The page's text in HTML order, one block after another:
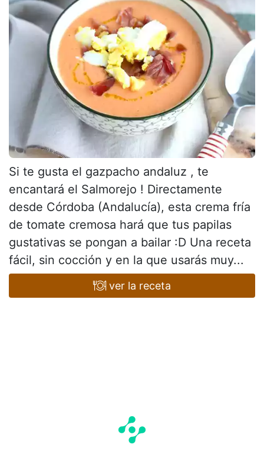
Si te gusta el gazpacho andaluz , te
encantará el Salmorejo ! Directamente
desde Córdoba (Andalucía), esta crema fría
de tomate cremosa hará que tus papilas
gustativas se pongan a bailar :D Una receta
fácil, sin cocción y en la que usarás muy...
ver la receta